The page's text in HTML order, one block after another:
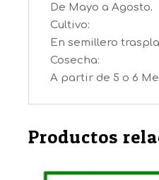
De Mayo a Agosto.
Cultivo:
En semillero
Cosecha:
A partir de 5 o 6
Productos